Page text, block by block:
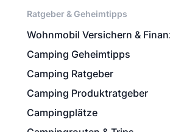
Ratgeber & Geheimtipps
Wohnmobil Versichern &
Camping Geheimtipps
Camping Ratgeber
Camping Produktratgeber
Campingplätze